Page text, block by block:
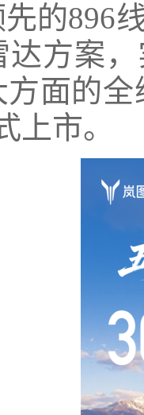
的896
达方案
面的
上市。